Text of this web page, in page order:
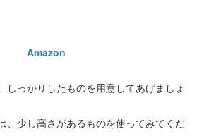
Amazon
しっかりしたものを用意してあげましょ
、少し高さがあるものを使ってみてくだ